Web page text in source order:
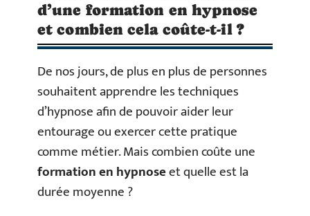
d’une formation en hypnose
et combien cela coûte-t-il ?
De nos jours, de plus en plus de personnes
souhaitent apprendre les techniques
d’hypnose afin de pouvoir aider leur
entourage ou exercer cette pratique
comme métier. Mais combien coûte une
formation en hypnoseet quelle est la
durée moyenne ?